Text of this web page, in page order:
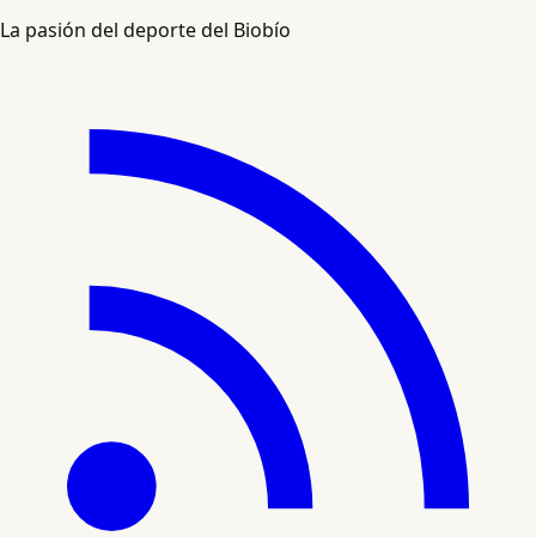
La pasión del deporte del Biobío